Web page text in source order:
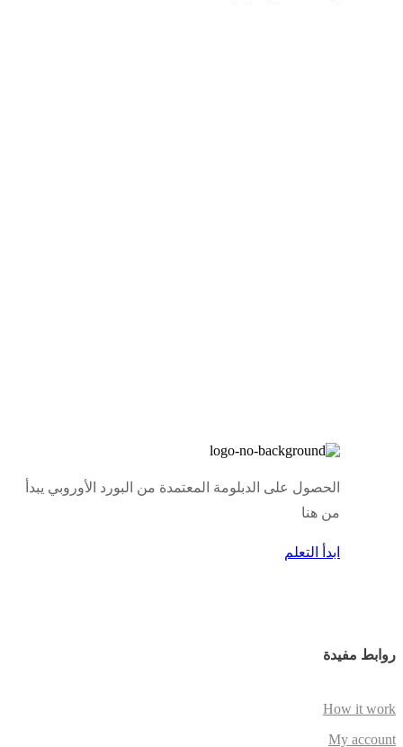
الحصول على الدبلومة المعتمدة من البورد الأوروبي يبدأ
من هنا
ابدأ التعلم
روابط مفيدة
How it work
My account